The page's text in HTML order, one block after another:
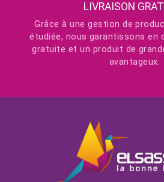
LIVRAISON
Grâce à une gestion de
étudiée, nous garantissons en
gratuite et un produit de
avantageux.